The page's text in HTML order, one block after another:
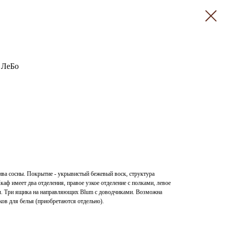
сосны. Покрытие - укрывистый бежевый воск, структура
имеет два отделения, правое узкое отделение с полками, левое
Три ящика на направляющих Blum с доводчиками. Возможна
для белья (приобретаются отдельно).